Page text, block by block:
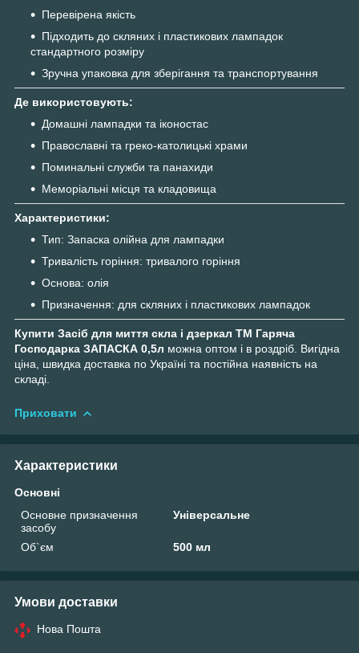
Перевірена якість
Підходить до скляних і пластикових лампадок
стандартного розміру
Зручна упаковка для зберігання та транспортування
Де використовують:
Домашні лампадки та іконостас
Православні та греко-католицькі храми
Поминальні служби та панахиди
Меморіальні місця та кладовища
Характеристики:
Тип: Запаска олійна для лампадки
Тривалість горіння: тривалого горіння
Основа: олія
Призначення: для скляних і пластикових лампадок
Купити Засіб для миття скла і дзеркал ТМ Гаряча
Господарка ЗАПАСКА 0,5л можна оптом і в роздріб. Вигідна
ціна, швидка доставка по Україні та постійна наявність на
складі.
Приховати
Характеристики
Основні
Основне призначення
засобу
Універсальне
Об`єм 500 мл
Умови доставки
Нова Пошта